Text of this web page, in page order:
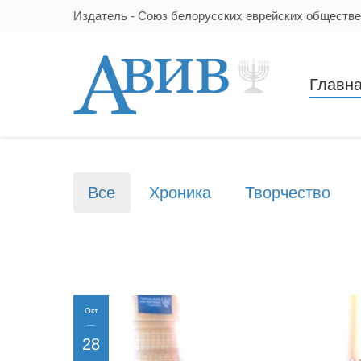
Издатель - Союз белорусских еврейских
Все Хроника Творчество
Окт
28